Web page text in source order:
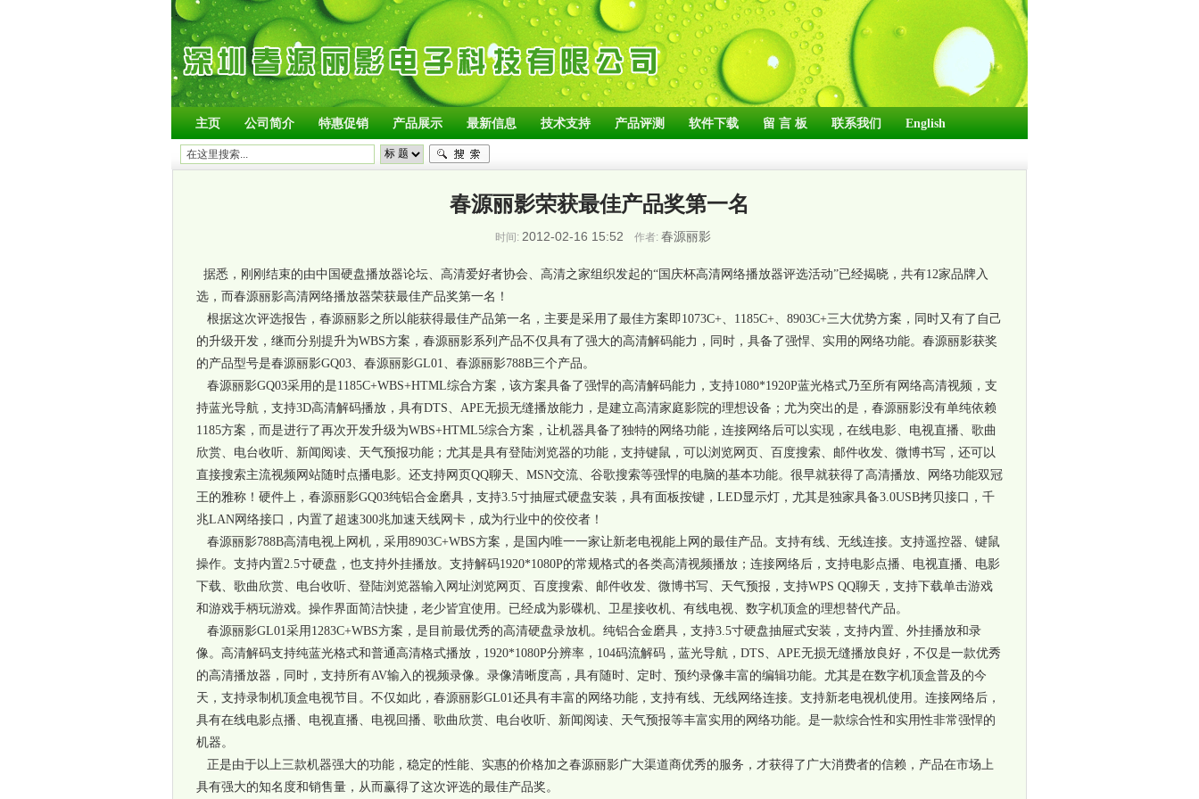
主页 公司简介 特惠促销 产品展示 最新信息 技术支持 产品评测 软件下载 留 言 板 联系我们 English
春源丽影荣获最佳产品奖第一名
时间: 2012-02-16 15:52 作者: 春源丽影
据悉，刚刚结束的由中国硬盘播放器论坛、高清爱好者协会、高清之家组织发起的“国庆杯高清网络播放器评选活动”已经揭晓，共有12家品牌入
选，而春源丽影高清网络播放器荣获最佳产品奖第一名！
根据这次评选报告，春源丽影之所以能获得最佳产品第一名，主要是采用了最佳方案即1073C+、 1185C+、 8903C+三大优势方案，同时又有了自己
的升级开发，继而分别提升为WBS方案，春源丽影系列产品不仅具有了强大的高清解码能力，同时，具备了强悍、实用的网络功能。春源丽影获奖
的产品型号是春源丽影GQ03、春源丽影GL01、春源丽影788B三个产品。
春源丽影GQ03采用的是1185C+WBS+HTML综合方案，该方案具备了强悍的高清解码能力，支持1080*1920P蓝光格式乃至所有网络高清视频，支
持蓝光导航，支持3D高清解码播放，具有DTS、 APE无损无缝播放能力，是建立高清家庭影院的理想设备；尤为突出的是，春源丽影没有单纯依赖
1185方案，而是进行了再次开发升级为WBS+HTML5综合方案，让机器具备了独特的网络功能，连接网络后可以实现，在线电影、电视直播、歌曲
欣赏、电台收听、新闻阅读、天气预报功能；尤其是具有登陆浏览器的功能，支持键鼠，可以浏览网页、百度搜索、邮件收发、微博书写，还可以
直接搜索主流视频网站随时点播电影。还支持网页QQ聊天、 MSN交流、谷歌搜索等强悍的电脑的基本功能。很早就获得了高清播放、网络功能双冠
王的雅称！硬件上，春源丽影GQ03纯铝合金磨具，支持3.5寸抽屉式硬盘安装，具有面板按键， LED显示灯，尤其是独家具备3.0USB拷贝接口，千
兆LAN网络接口，内置了超速300兆加速天线网卡，成为行业中的佼佼者！
春源丽影788B高清电视上网机，采用8903C+WBS方案，是国内唯一一家让新老电视能上网的最佳产品。支持有线、无线连接。支持遥控器、键鼠
操作。支持内置2.5寸硬盘，也支持外挂播放。支持解码1920*1080P的常规格式的各类高清视频播放；连接网络后，支持电影点播、电视直播、电影
下载、歌曲欣赏、电台收听、登陆浏览器输入网址浏览网页、百度搜索、邮件收发、微博书写、天气预报，支持WPS QQ聊天，支持下载单击游戏
和游戏手柄玩游戏。操作界面简洁快捷，老少皆宜使用。已经成为影碟机、卫星接收机、有线电视、数字机顶盒的理想替代产品。
春源丽影GL01采用 1283C+WBS方案，是目前最优秀的高清硬盘录放机。纯铝合金磨具，支持3.5寸硬盘抽屉式安装，支持内置、外挂播放和录
像。高清解码支持纯蓝光格式和普通高清格式播放， 1920*1080P分辨率， 104码流解码，蓝光导航， DTS、 APE无损无缝播放良好，不仅是一款优秀
的高清播放器，同时，支持所有AV输入的视频录像。录像清晰度高，具有随时、定时、预约录像丰富的编辑功能。尤其是在数字机顶盒普及的今
天，支持录制机顶盒电视节目。不仅如此，春源丽影GL01还具有丰富的网络功能，支持有线、无线网络连接。支持新老电视机使用。连接网络后，
具有在线电影点播、电视直播、电视回播、歌曲欣赏、电台收听、新闻阅读、天气预报等丰富实用的网络功能。是一款综合性和实用性非常强悍的
机器。
正是由于以上三款机器强大的功能，稳定的性能、实惠的价格加之春源丽影广大渠道商优秀的服务，才获得了广大消费者的信赖，产品在市场上
具有强大的知名度和销售量，从而赢得了这次评选的最佳产品奖。